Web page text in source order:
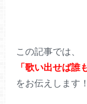
この記事では、
「歌い出せば誰
をお伝えします！